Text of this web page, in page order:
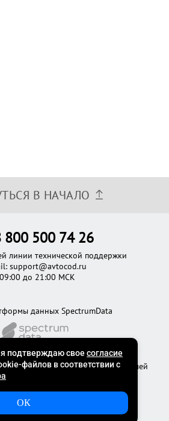
В НАЧАЛО
сервис проверки автомобилей
данных SpectrumData
800 500 74 26
линии технической поддержки
support@avtocod.ru
до 21:00 МСК